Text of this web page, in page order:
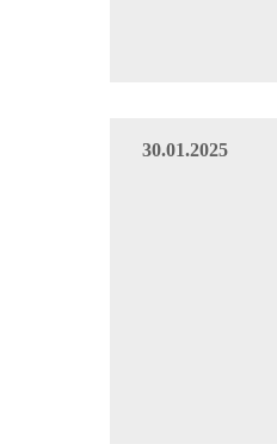
30.01.2025